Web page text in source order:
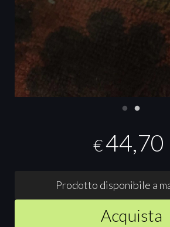
€44,70
Prodotto disponibile a
Acquista